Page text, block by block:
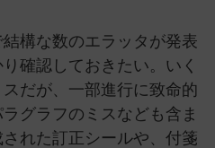
構な数のエラッタが発表
確認しておきたい。いく
だが、一部進行に致命的
グラフのミスなども含ま
れた訂正シールや、付箋